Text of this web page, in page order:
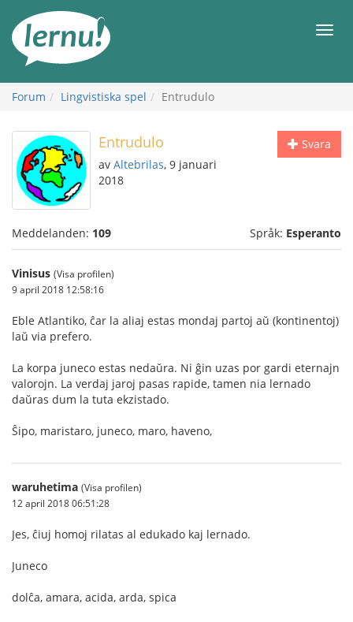
sidans
innehåll
Meny
Forum Lingvistiska spel Entrudulo
Svara
Entrudulo
av Altebrilas, 9 januari
2018
Meddelanden: 109 Språk: Esperanto
Vinisus (Visa profilen)
9 april 2018 12:58:16
Eble Atlantiko, ĉar la aliaj estas mondaj partoj aŭ (kontinentoj)
laŭ via prefero.
La korpa juneco estas nedaŭra. Ni ĝin uzas por gardi eternajn
valorojn. La verdaj jaroj pasas rapide, tamen nia lernado
daŭras dum la tuta ekzistado.
Ŝipo, maristaro, juneco, maro, haveno,
waruhetima (Visa profilen)
12 april 2018 06:51:28
Jes, ĉiuj homoj rilatas al edukado kaj lernado.
Juneco
dolĉa, amara, acida, arda, spica